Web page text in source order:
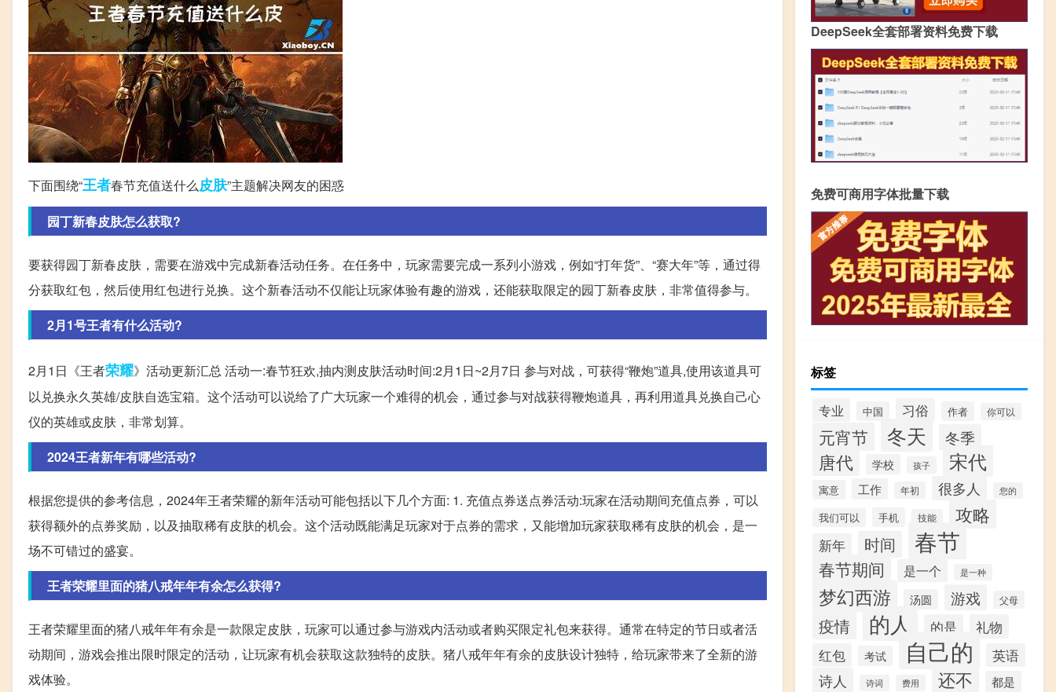
下面围绕“王者春节充值送什么皮肤”主题解决网友的困惑
园丁新春皮肤怎么获取?
要获得园丁新春皮肤，需要在游戏中完成新春活动任务。在任务中，玩家需要完成一系列小游戏，例如“打年货”、“赛大年”等，通过得
分获取红包，然后使用红包进行兑换。这个新春活动不仅能让玩家体验有趣的游戏，还能获取限定的园丁新春皮肤，非常值得参与。
2月1号王者有什么活动?
2月1日《王者荣耀》活动更新汇总 活动一:春节狂欢,抽内测皮肤活动时间:2月1日~2月7日 参与对战，可获得“鞭炮”道具,使用该道具可
以兑换永久英雄/皮肤自选宝箱。这个活动可以说给了广大玩家一个难得的机会，通过参与对战获得鞭炮道具，再利用道具兑换自己心
仪的英雄或皮肤，非常划算。
2024王者新年有哪些活动?
根据您提供的参考信息，2024年王者荣耀的新年活动可能包括以下几个方面: 1. 充值点券送点券活动:玩家在活动期间充值点券，可以
获得额外的点券奖励，以及抽取稀有皮肤的机会。这个活动既能满足玩家对于点券的需求，又能增加玩家获取稀有皮肤的机会，是一
场不可错过的盛宴。
王者荣耀里面的猪八戒年年有余怎么获得?
王者荣耀里面的猪八戒年年有余是一款限定皮肤，玩家可以通过参与游戏内活动或者购买限定礼包来获得。通常在特定的节日或者活
动期间，游戏会推出限时限定的活动，让玩家有机会获取这款独特的皮肤。猪八戒年年有余的皮肤设计独特，给玩家带来了全新的游
戏体验。
DeepSeek全套部署资料免费下载
免费可商用字体批量下载
标签
专业 中国 习俗 作者 你可以
元宵节 冬天 冬季
唐代 学校 孩子 宋代
寓意 工作 年初 很多人 您的
我们可以 手机 技能 攻略
新年 时间 春节
春节期间 是一个 是一种
梦幻西游 汤圆 游戏 父母
疫情 的人 的是 礼物
红包 考试 自己的 英语
诗人 诗词 费用 还不 都是